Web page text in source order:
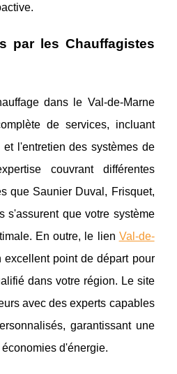
par les Chauffagistes
dans le Val-de-Marne
de services, incluant
et l'entretien des systèmes de
couvrant différentes
que Saunier Duval, Frisquet,
s'assurent que votre système
En outre, le lien Val-de-
excellent point de départ pour
dans votre région. Le site
avec des experts capables
garantissant une
d'énergie.